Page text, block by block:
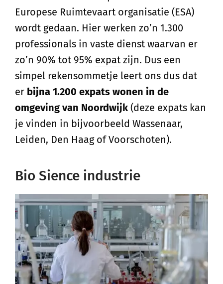
Europese Ruimtevaart organisatie (ESA)
wordt gedaan. Hier werken zo’n 1.300
professionals in vaste dienst waarvan er
zo’n 90% tot 95% expat zijn. Dus een
simpel rekensommetje leert ons dus dat
er bijna 1.200 expats wonen in de
omgeving van Noordwijk (deze expats kan
je vinden in bijvoorbeeld Wassenaar,
Leiden, Den Haag of Voorschoten).
Bio Sience industrie